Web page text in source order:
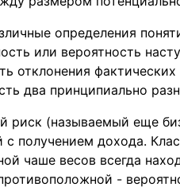
определения
или вероятность
отклонения
два принципиально
риск (называемый еще
с получением дохода.
чаше весов всегда
-